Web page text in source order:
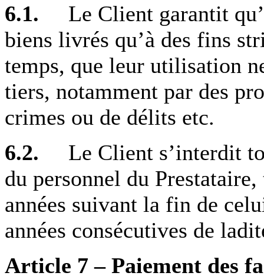
6.1. Le Client garantit
biens livrés qu’à des fins
temps, que leur utilisation
tiers, notamment par des
crimes ou de délits etc.
6.2. Le Client s’interdit
du personnel du
années suivant la fin de
années consécutives de
Article 7 – Paiement des